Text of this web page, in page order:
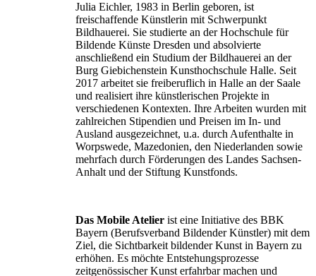
Julia Eichler, 1983 in Berlin geboren, ist
freischaffende Künstlerin mit Schwerpunkt
Bildhauerei. Sie studierte an der Hochschule für
Bildende Künste Dresden und absolvierte
anschließend ein Studium der Bildhauerei an der
Burg Giebichenstein Kunsthochschule Halle. Seit
2017 arbeitet sie freiberuflich in Halle an der Saale
und realisiert ihre künstlerischen Projekte in
verschiedenen Kontexten. Ihre Arbeiten wurden mit
zahlreichen Stipendien und Preisen im In- und
Ausland ausgezeichnet, u.a. durch Aufenthalte in
Worpswede, Mazedonien, den Niederlanden sowie
mehrfach durch Förderungen des Landes Sachsen-
Anhalt und der Stiftung Kunstfonds.
Das Mobile Atelier ist eine Initiative des BBK
Bayern (Berufsverband Bildender Künstler) mit dem
Ziel, die Sichtbarkeit bildender Kunst in Bayern zu
erhöhen. Es möchte Entstehungsprozesse
zeitgenössischer Kunst erfahrbar machen und